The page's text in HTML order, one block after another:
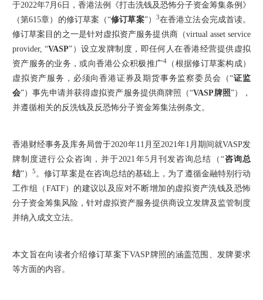
于2022年7月6日，香港法例《打击洗钱及恐怖分子资金筹集条例》
（第615章）的修订草案（“修订草案”） 3在香港立法会完成首读。
修订草案目的之一是针对虚拟资产服务提供商（virtual asset service
provider, “VASP”）设立发牌制度，即任何人在香港经营提供虚拟
资产服务的业务，或向香港公众积极推广4
（根据修订草案构成）
虚拟资产服务，必须向香港证券及期货事务监察委员会（“证监
会”）事先申请并获得虚拟资产服务提供商牌照（“VASP牌照”），
并遵循相关的反洗钱及反恐怖分子资金筹集法例条文。
香港财经事务及库务局曾于2020年11月至2021年1月期间就VASP发
牌制度进行公众咨询，并于2021年5月刊发咨询总结（“咨询总
结”）5。修订草案是在咨询总结的基础上，为了遵循金融特别行动
工作组（FATF）的建议以及应对不断增加的虚拟资产洗钱及恐怖
分子资金筹集风险，针对虚拟资产服务提供商设立发牌及监管制度
并纳入成文立法。
本文旨在向读者介绍修订草案下VASP牌照的涵盖范围、发牌要求
等方面的内容。